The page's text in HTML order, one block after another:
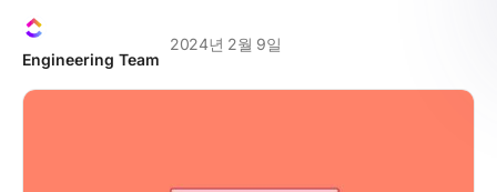
Engineering Team
2024년 2월 9일